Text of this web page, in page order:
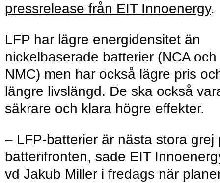
pressrelease från EIT Innoenergy.
LFP har lägre energidensitet än
nickelbaserade batterier (NCA och
NMC) men har också lägre pris
längre livslängd. De ska också
säkrare och klara högre effekter.
– LFP-batterier är nästa stora grej
batterifronten, sade EIT
vd Jakub Miller i fredags när